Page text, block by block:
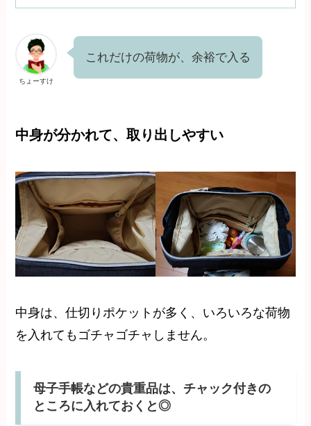
ちょーすけ
これだけの荷物が、余裕で入る
中身が分かれて、取り出しやすい
中身は、仕切りポケットが多く、いろいろな荷物
を入れてもゴチャゴチャしません。
母子手帳などの貴重品は、チャック付きの
ところに入れておくと◎